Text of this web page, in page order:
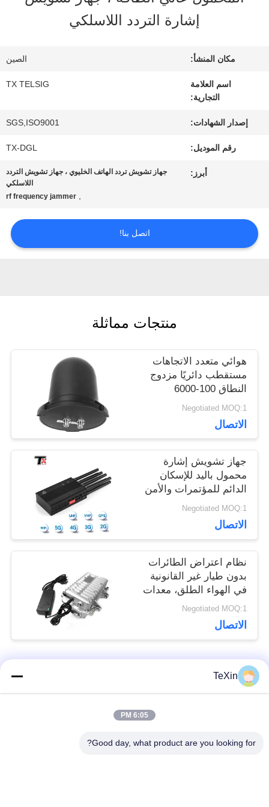
مراقبة
اتصل
أخبار
اقتباس
خريطة
الموقع
PRIVACY
POLICY
إشارة التردد اللاسلكي
مكان المنشأ: الصين
اسم العلامة
التجارية:
TX TELSIG
إصدار الشهادات: SGS,ISO9001
رقم الموديل: TX-DGL
أبرز:
جهاز تشويش تردد الهاتف الخليوي ، جهاز تشويش التردد
اللاسلكي
,
rf frequency jammer
اتصل بنا!
منتجات مماثلة
هوائي متعدد الاتجاهات
مستقطب دائريًا مزدوج
النطاق 100-6000
ميجاهرتز، معزز هوائي
الفطر المقاوم للماء
والتدابير المضادة
Negotiated MOQ:1
الاتصال
جهاز تشويش إشارة
محمول باليد للإسكان
الدائم للمؤتمرات والأمن
الشخصي
Negotiated MOQ:1
الاتصال
نظام اعتراض الطائرات
بدون طيار غير القانونية
في الهواء الطلق، معدات
خارجية مقاومة للماء
Negotiated MOQ:1
الاتصال
فئات شعبية جميع
الطائرات بدون طيار
TeXin
6:05 PM
Good day, what product are you looking for?